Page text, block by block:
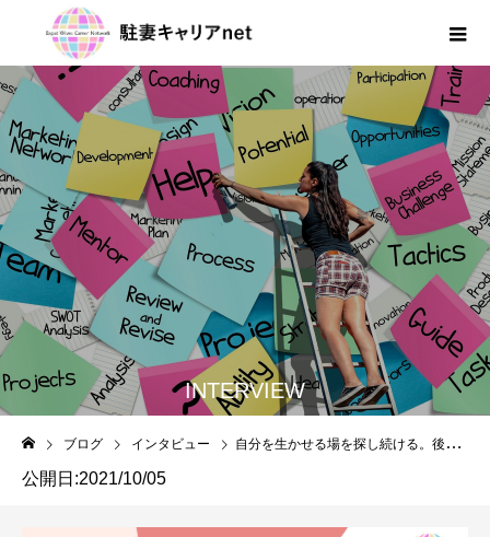
INTERVIEW
ブログ インタビュー 自分を生かせる場を探し続ける。後悔しない選択を
公開日:2021/10/05